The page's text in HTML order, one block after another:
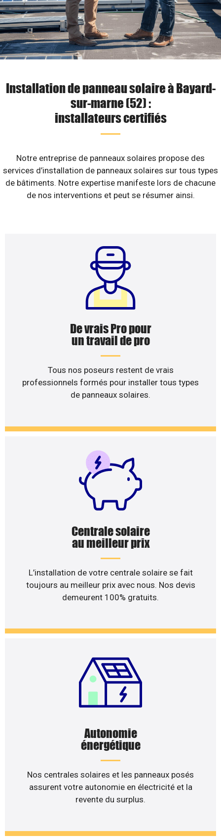
Installation de panneau solaire à Bayard-
sur-marne (52) :
installateurs certifiés
Notre entreprise de panneaux solaires propose des
services d’installation de panneaux solaires sur tous types
de bâtiments. Notre expertise manifeste lors de chacune
de nos interventions et peut se résumer ainsi.
De vrais Pro pour
un travail de pro
Tous nos poseurs restent de vrais
professionnels formés pour installer tous types
de panneaux solaires.
Centrale solaire
au meilleur prix
L’installation de votre centrale solaire se fait
toujours au meilleur prix avec nous. Nos devis
demeurent 100% gratuits.
Autonomie
énergétique
Nos centrales solaires et les panneaux posés
assurent votre autonomie en électricité et la
revente du surplus.